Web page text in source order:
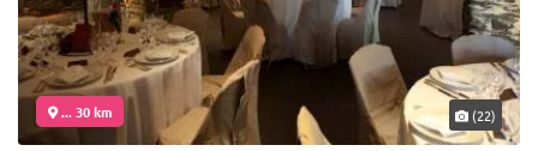
... 30 km (22)